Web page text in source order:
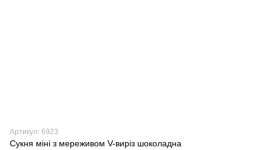
Артикул: 6923
Сукня міні з мереживом V-виріз шоколадна